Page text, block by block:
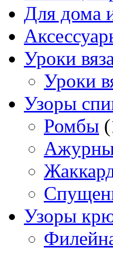
Для дома
Уроки
Уроки
Узоры
Ромбы
Узоры